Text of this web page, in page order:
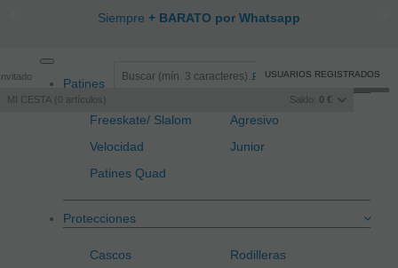
Siempre + BARATO por Whatsapp
Registro/Iniciar sesión
MI CESTA 0 artículos Saldo: 0 €
USUARIOS REGISTRADOS
navigation
Patines
Freeskate/ Slalom
Agresivo
Velocidad
Junior
Patines Quad
Protecciones
Cascos
Rodilleras